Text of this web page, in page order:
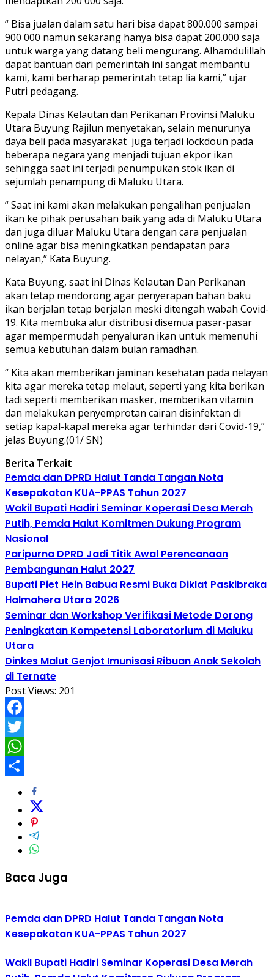
“ Bisa jualan dalam satu hari bisa dapat 800.000 sampai
900 000 namun sekarang hanya bisa dapat 200.000 saja
untuk warga yang datang beli mengurang. Alhamdulillah
dapat bantuan dari pemerintah ini sangat membantu
kami, kami berharap pemerintah tetap lia kami,” ujar
Putri pedagang.
Kepala Dinas Kelautan dan Perikanan Provinsi Maluku
Utara Buyung Rajilun menyetakan, selain menurunya
daya beli pada masyarakat juga terjadi lockdoun pada
beberapa negara yang menjadi tujuan ekpor ikan
sehingga saat ini terjadi penumpukan stok ikan di
sejumlah penampung di Maluku Utara.
“ Saat ini kami akan melakukan pengalihan penjualan
ikan ke pihak perusahan baik yang ada di Maluku Utara
dan juga diluar Maluku Utara dengan cara penjualan
online agar bisa meningkatkan pendapatan para
nelayan,” Kata Buyung.
Kata Buyung, saat ini Dinas Kelautan Dan Perikanan
akan tetap mendorong agar penyerapan bahan baku
ikan berjalan tetap berjalan meski ditengah wabah Covid-
19. Kita membuka alur distribusi disemua pasar-pasar
agar mempermudah penyaluran ikan untuk memenuhi
semua kebutuhan dalam bulan ramadhan.
“ Kita akan memberikan jaminan kesehatan pada nelayan
kita agar mereka tetap melaut, seperti yang kita berikan
tadi seperti memberikan masker, memberikan vitamin
dan melakukan penyemprotan cairan disinfektan di
setiap kapal-kapal mereka agar terhindar dari Covid-19,”
jelas Buyung.(01/ SN)
Berita Terkait
Pemda dan DPRD Halut Tanda Tangan Nota
Kesepakatan KUA-PPAS Tahun 2027
Wakil Bupati Hadiri Seminar Koperasi Desa Merah
Putih, Pemda Halut Komitmen Dukung Program
Nasional
Paripurna DPRD Jadi Titik Awal Perencanaan
Pembangunan Halut 2027
Bupati Piet Hein Babua Resmi Buka Diklat Paskibraka
Halmahera Utara 2026
Seminar dan Workshop Verifikasi Metode Dorong
Peningkatan Kompetensi Laboratorium di Maluku
Utara
Dinkes Malut Genjot Imunisasi Ribuan Anak Sekolah
di Ternate
Post Views: 201
Facebook
Twitter
WhatsApp
Baca Juga
Pemda dan DPRD Halut Tanda Tangan Nota
Kesepakatan KUA-PPAS Tahun 2027
Wakil Bupati Hadiri Seminar Koperasi Desa Merah